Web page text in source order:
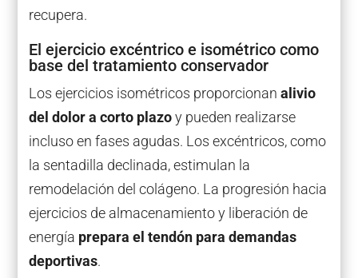
recupera.
El ejercicio excéntrico e isométrico como
base del tratamiento conservador
Los ejercicios isométricos proporcionan alivio
del dolor a corto plazoy pueden realizarse
incluso en fases agudas. Los excéntricos, como
la sentadilla declinada, estimulan la
remodelación del colágeno. La progresión hacia
ejercicios de almacenamiento y liberación de
energía prepara el tendón para demandas
deportivas.